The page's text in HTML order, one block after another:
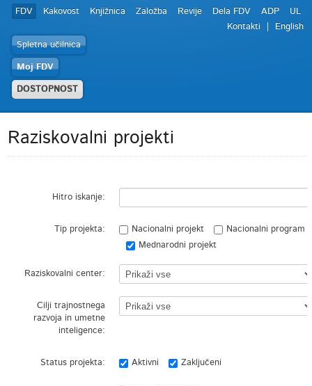
FDV Kakovost Knjižnica Založba Revije Dela FDV ADP
UL
Kontakti
English
Spletna učilnica
Moj FDV
DOSTOPNOST
Raziskovalni projekti
Hitro iskanje:
Tip projekta: Nacionalni projekt
Nacionalni program
Mednarodni projekt
Raziskovalni center:
Cilji trajnostnega
razvoja in umetne
inteligence:
Status projekta: Aktivni Zaključeni